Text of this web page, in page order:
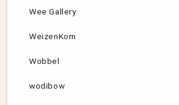
Wee Gallery
WeizenKorn
Wobbel
wodibow